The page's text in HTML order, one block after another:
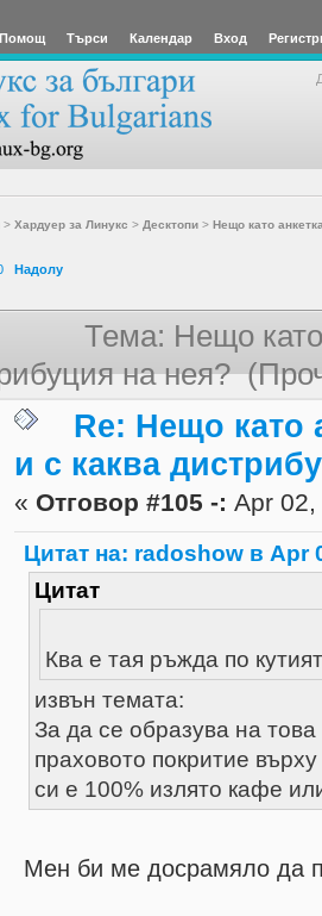
Помощ Търси Календар Вход
> Хардуер за Линукс > Десктопи> Нещо като
Надолу
Тема: Нещо
на нея?
Re: Нещо като
и с каква
« Отговор #105 -: Apr
Цитат на: radoshow в Apr
Цитат
Ква е тая ръжда по
извън темата:
За да се образува на
праховото покритие
си е 100% излято кафе
Мен би ме досрамяло да